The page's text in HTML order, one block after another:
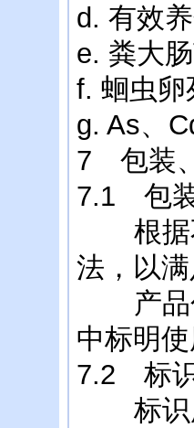
d. 有效
e. 粪大
f. 蛔虫卵
g. As、
7 包装
7.1 包
根据不
法，以
产品包
中标明
7.2 标
标识所